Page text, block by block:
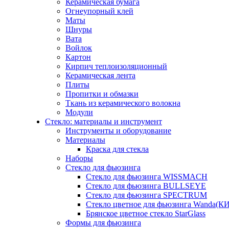
Керамическая бумага
Огнеупорный клей
Маты
Шнуры
Вата
Войлок
Картон
Кирпич теплоизоляционный
Керамическая лента
Плиты
Пропитки и обмазки
Ткань из керамического волокна
Модули
Стекло: материалы и инструмент
Инструменты и оборудование
Материалы
Краска для стекла
Наборы
Стекло для фьюзинга
Стекло для фьюзинга WISSMACH
Стекло для фьюзинга BULLSEYE
Стекло для фьюзинга SPECTRUM
Стекло цветное для фьюзинга
Брянское цветное стекло StarGlass
Формы для фьюзинга